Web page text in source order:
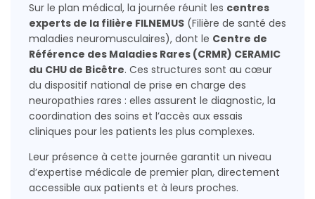
Sur le plan médical, la journée réunit les centres
experts de la filière FILNEMUS (Filière de santé des
maladies neuromusculaires), dont le Centre de
Référence des Maladies Rares (CRMR) CERAMIC
du CHU de Bicêtre. Ces structures sont au cœur
du dispositif national de prise en charge des
neuropathies rares : elles assurent le diagnostic, la
coordination des soins et l’accès aux essais
cliniques pour les patients les plus complexes.
Leur présence à cette journée garantit un niveau
d’expertise médicale de premier plan, directement
accessible aux patients et à leurs proches.